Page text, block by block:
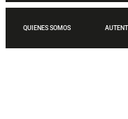
QUIENES SOMOS